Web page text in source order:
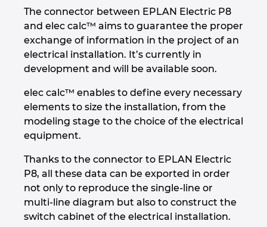
The connector between EPLAN Electric P8
and elec calc™ aims to guarantee the proper
exchange of information in the project of an
electrical installation. It’s currently in
development and will be available soon.
elec calc™ enables to define every necessary
elements to size the installation, from the
modeling stage to the choice of the electrical
equipment.
Thanks to the connector to EPLAN Electric
P8, all these data can be exported in order
not only to reproduce the single-line or
multi-line diagram but also to construct the
switch cabinet of the electrical installation.
Peru
Polsko
Portugalsko
Rakousko
Rumunsko
Řecko
Singapur